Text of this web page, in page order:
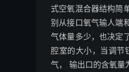
式空氧混合器结构简
别从接口氧气输人端
气体量多少，也决定
腔室的大小，当调节
气， 输出口的含氧量